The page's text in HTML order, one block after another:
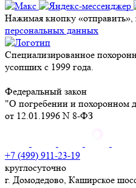
Нажимая кнопку «отправить»,
персональных данных
Специализированное
усопших с 1999 года.
Федеральный закон
"О погребении и похоронном
от 12.01.1996 N 8-ФЗ
+7 (499) 911-23-19
круглосуточно
г. Домодедово, Каширское